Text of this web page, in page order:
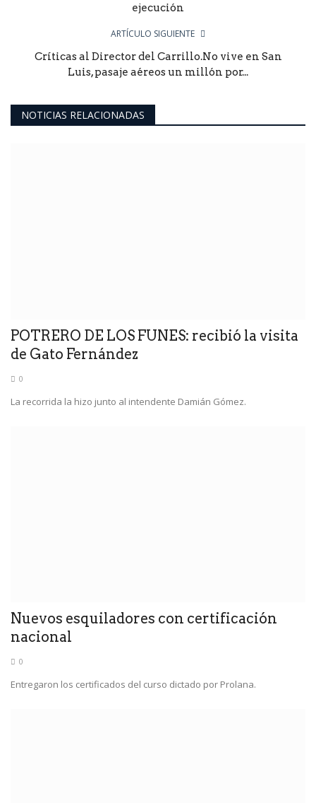
ejecución
ARTÍCULO SIGUIENTE
Críticas al Director del Carrillo.No vive en San
Luis, pasaje aéreos un millón por...
NOTICIAS RELACIONADAS
POTRERO DE LOS FUNES: recibió la visita
de Gato Fernández
0
La recorrida la hizo junto al intendente Damián Gómez.
Nuevos esquiladores con certificación
nacional
0
Entregaron los certificados del curso dictado por Prolana.